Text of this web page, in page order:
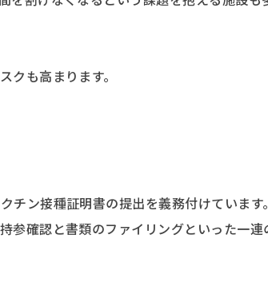
も高まります。
チン接種証明書の提出を義務付けています
参確認と書類のファイリングといった一連